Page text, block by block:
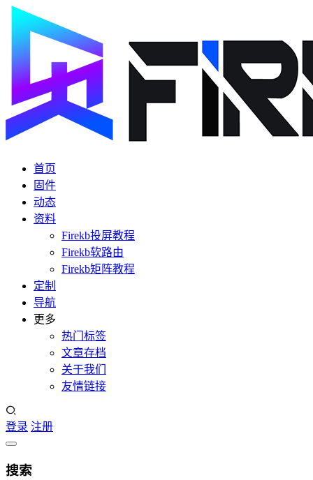
首页
固件
动态
资料
Firekb投屏教程
Firekb软路由
Firekb矩阵教程
定制
导航
更多
热门标签
文章存档
关于我们
友情链接
登录 注册
搜索